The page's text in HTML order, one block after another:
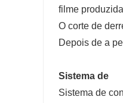
filme
O corte de
Depois de a
Sistema de